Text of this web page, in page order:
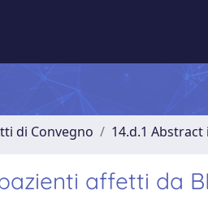
di Convegno 14.d.1
affetti da